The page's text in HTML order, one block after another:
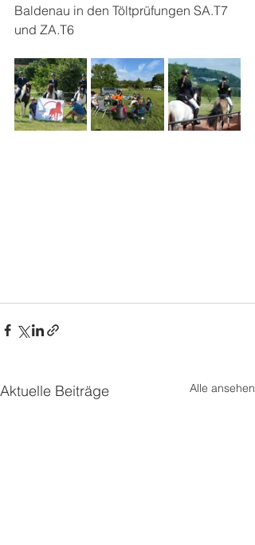
Baldenau in den Töltprüfungen SA.T7
und ZA.T6
Aktuelle Beiträge Alle ansehen